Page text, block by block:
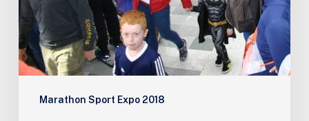
Marathon Sport Expo 2018